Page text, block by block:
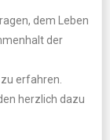
dem Leben
der
erfahren.
herzlich dazu